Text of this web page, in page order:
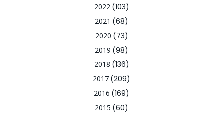
2022(103)
2021 (68)
2020 (73)
2019 (98)
2018 (136)
2017 (209)
2016 (169)
2015 (60)